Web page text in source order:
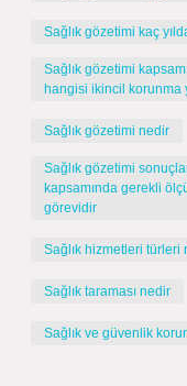
Sağlık gözetimi kaç
Sağlık gözetimi
hangisi ikincil korunma
Sağlık gözetimi nedir
Sağlık gözetimi
kapsamında gerekli
görevidir
Sağlık hizmetleri türleri
Sağlık taraması nedir
Sağlık ve güvenlik